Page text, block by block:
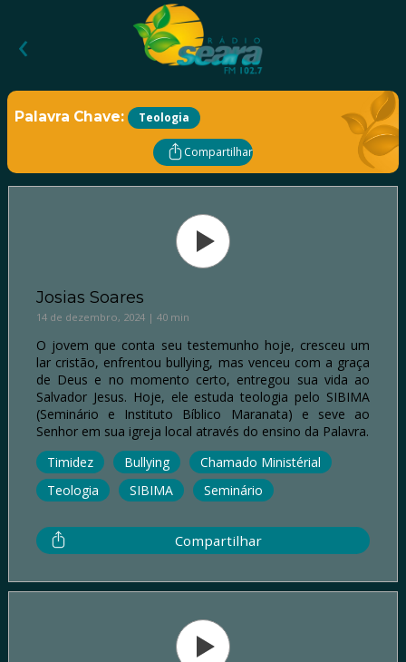
‹
Palavra Chave: Teologia
Compartilhar
Josias Soares
14 de dezembro, 2024 | 40 min
O jovem que conta seu testemunho hoje, cresceu um
lar cristão, enfrentou bullying, mas venceu com a graça
de Deus e no momento certo, entregou sua vida ao
Salvador Jesus. Hoje, ele estuda teologia pelo SIBIMA
(Seminário e Instituto Bíblico Maranata) e seve ao
Senhor em sua igreja local através do ensino da Palavra.
Timidez
Bullying
Chamado Ministérial
Teologia
SIBIMA Seminário
Compartilhar